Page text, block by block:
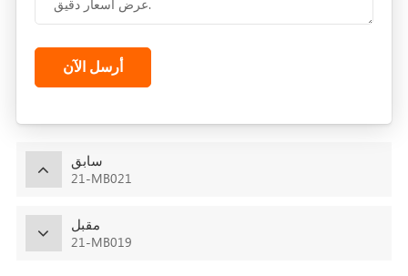
أرسل الآن
سابق
21-MB021
مقبل
21-MB019